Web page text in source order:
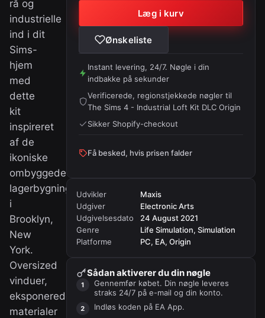
rå og
industrielle
ind i dit
Sims-
hjem
med
dette
kit
inspireret
af de
ikoniske
ombyggede
lagerbygninger
i
Brooklyn,
New
York.
Oversized
vinduer,
eksponerede
materialer
Læg i kurv
Ønskeliste
Instant levering, 24/7. Nøgle i din
indbakke på sekunder
Verificerede, regionstjekkede nøgler til
The Sims 4 - Industrial Loft Kit DLC Origin
Sikker Shopify-checkout
Få besked, hvis prisen falder
Udvikler
Maxis
Udgiver
Electronic Arts
Udgivelsesdato
24 August 2021
Genre
Life Simulation, Simulation
Platforme
PC, EA, Origin
Sådan aktiverer du din nøgle
Gennemfør købet. Din nøgle leveres
straks 24/7 på e-mail og din konto.
Indløs koden på EA App.